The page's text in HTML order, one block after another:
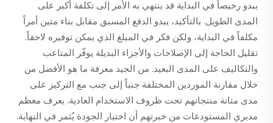
يبدو رخيصاً في البداية قد ينتهي به الأمر إلى تكلفة أكبر على
المدى الطويل. بالتأكيد، يبدو الدفع المسبق مقابل بناء متين أمراً
مكلفاً في البداية، ولكن فكر في المبلغ الذي يمكن توفيره لاحقاً.
تقليل الحاجة إلى الإصلاحات والأجزاء البديلة يوفّر المتاعب
والتكاليف على المدى البعيد. من الجيد معرفة ما هو الأفضل من
خلال مقارنة الموردين المختلفة جنباً إلى جنب مع التركيز على
مدى متانة منتجاتهم تحت ظروف الاستخدام العادية. يعرف معظم
مديري المستودعات من خبرتهم أن اختيار الجودة يُثمر في النهاية.